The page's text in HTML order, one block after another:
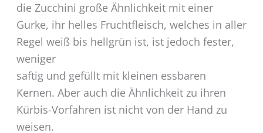
die Zucchini große Ähnlichkeit mit einer
Gurke, ihr helles Fruchtfleisch, welches in aller
Regel weiß bis hellgrün ist, ist jedoch fester,
weniger
saftig und gefüllt mit kleinen essbaren
Kernen. Aber auch die Ähnlichkeit zu ihren
Kürbis-Vorfahren ist nicht von der Hand zu
weisen.